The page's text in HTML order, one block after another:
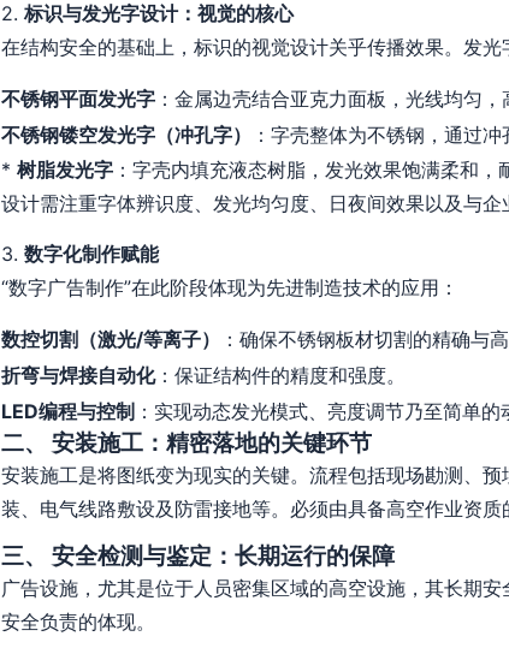
2. 标识与发光字设计：视觉的核心
在结构安全的基础上，标识的视觉设计关乎传播效果。发光
不锈钢平面发光字 ：金属边壳结合亚克力面板，光线均匀，
不锈钢镂空发光字（冲孔字）
：字壳整体为不锈钢，通过
* 树脂发光字 ：字壳内填充液态树脂，发光效果饱满柔和，
设计需注重字体辨识度、发光均匀度、日夜间效果以及与企
3. 数字化制作赋能
“数字广告制作”在此阶段体现为先进制造技术的应用：
数控切割（激光/等离子）
：确保不锈钢板材切割的精确与
折弯与焊接自动化：保证结构件的精度和强度。
LED编程与控制 ：实现动态发光模式、亮度调节乃至简单的
二、 安装施工：精密落地的关键环节
安装施工是将图纸变为现实的关键。流程包括现场勘测、
装、电气线路敷设及防雷接地等。必须由具备高空作业资
三、 安全检测与鉴定：长期运行的保障
广告设施，尤其是位于人员密集区域的高空设施，其长期
安全负责的体现。